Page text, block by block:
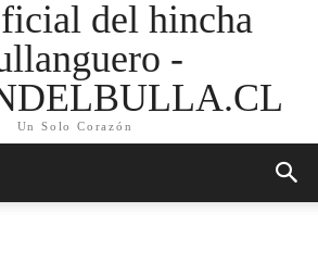
del hincha
-
Un Solo Corazón